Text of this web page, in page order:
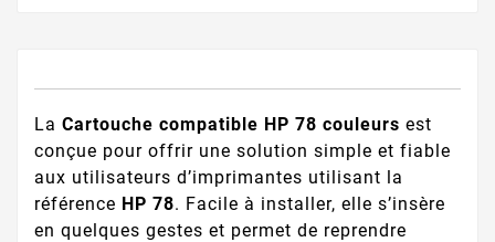
La Cartouche compatible HP 78 couleurs est
conçue pour offrir une solution simple et fiable
aux utilisateurs d’imprimantes utilisant la
référence HP 78. Facile à installer, elle s’insère
en quelques gestes et permet de reprendre